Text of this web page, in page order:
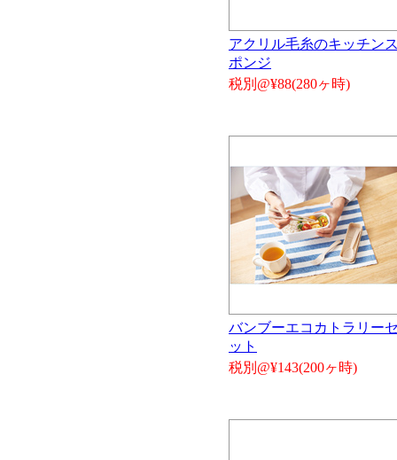
アクリル毛糸のキッチン
ポンジ
税別@¥88(280ヶ時)
バンブーエコカトラリー
ット
税別@¥143(200ヶ時)